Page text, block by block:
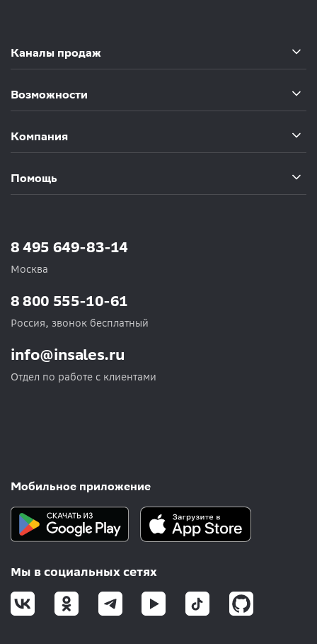
Каналы продаж
Возможности
Компания
Помощь
8 495 649-83-14
Москва
info@insales.ru
Отдел по работе с клиентами
8 800 555-10-61
Россия, звонок бесплатный
Мобильное приложение
Мы в социальных сетях